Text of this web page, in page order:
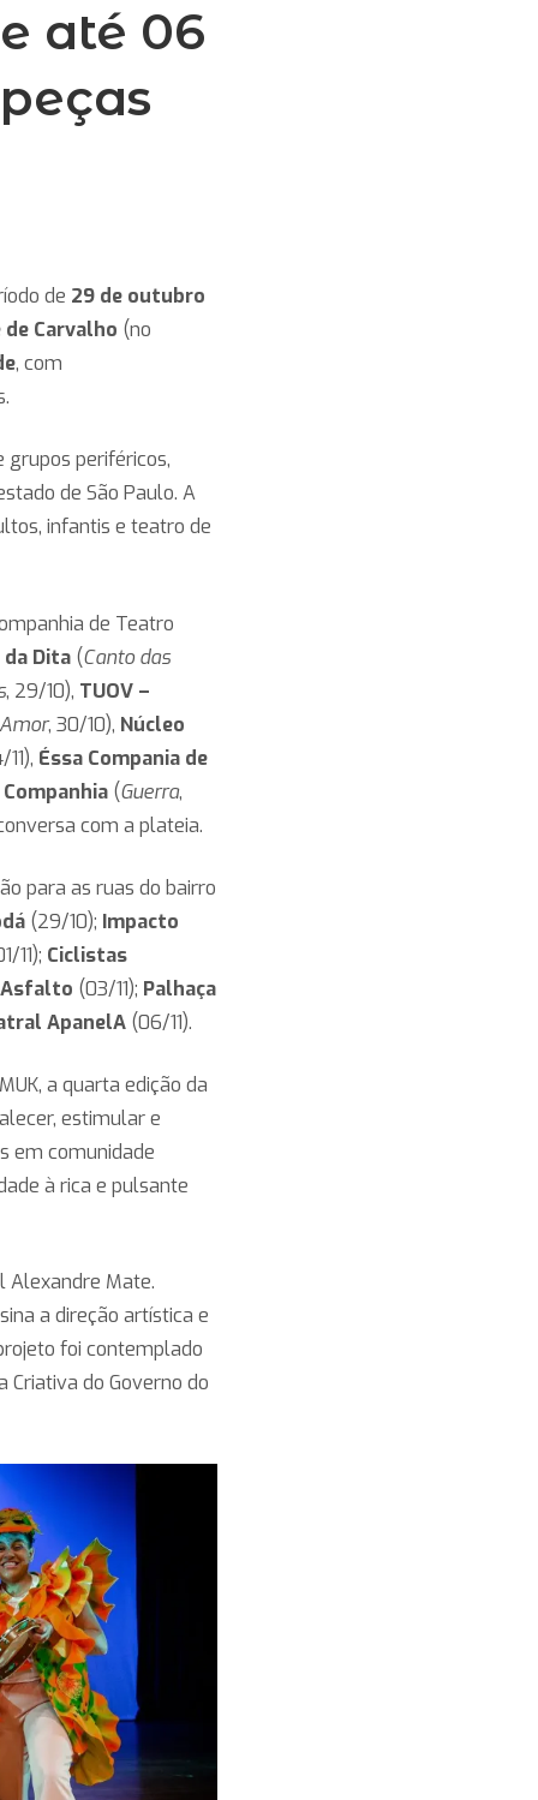
até 06
de 29 de outubro
Carvalho (no
, com
periféricos,
de São Paulo. A
infantis e teatro de
de Teatro
Dita (Canto das
, 29/10), TUOV –
, 30/10), Núcleo
Éssa Compania de
(Guerra,
com a plateia.
para as ruas do bairro
(29/10); Impacto
11); Ciclistas
Asfalto (03/11); Palhaça
ApanelA (06/11).
a quarta edição da
estimular e
em comunidade
à rica e pulsante
Alexandre Mate.
a direção artística e
foi contemplado
Criativa do Governo do